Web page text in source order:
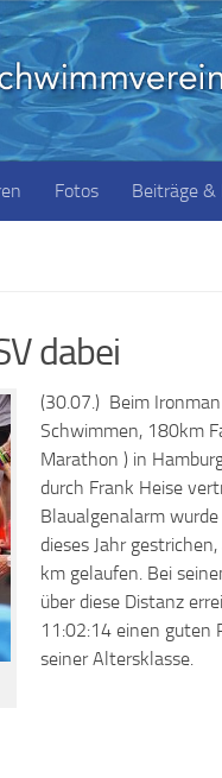
Fotos Beiträge &
dabei
(30.07.) Beim
Schwimmen, 180km
Marathon ) in
durch Frank Heise
Blaualgenalarm
dieses Jahr
km gelaufen. Bei
über diese Distanz
11:02:14 einen guten
seiner Altersklasse.